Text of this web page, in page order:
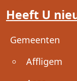
Heeft U
Voet
Gemeenten
Affligem